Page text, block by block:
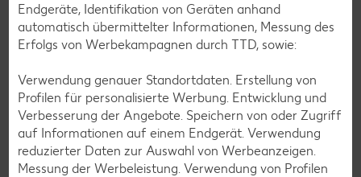
Glutenfreie Rezepte
Wer auf Gluten verzichtet, muss nicht automatisch auf
Vielfalt und Geschmack verzichten. Ob süß oder herzhaft –
mit unseren glutenfreien Rezepten zauberst du dir Gerichte,
die nicht nur verträglich, sondern auch richtig lecker sind.
Endgeräte, Identifikation von Geräten anhand
automatisch übermittelter Informationen, Messung des
Erfolgs von Werbekampagnen durch TTD, sowie:
Verwendung genauer Standortdaten. Erstellung von
Profilen für personalisierte Werbung. Entwicklung und
Verbesserung der Angebote. Speichern von oder Zugriff
auf Informationen auf einem Endgerät. Verwendung
reduzierter Daten zur Auswahl von Werbeanzeigen.
Messung der Werbeleistung. Verwendung von Profilen